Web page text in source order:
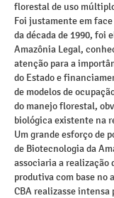
florestal de uso
Foi justamente em
da década de 1990, foi
Amazônia Legal,
atenção para a
do Estado e
de modelos de
do manejo florestal,
biológica existente na
Um grande esforço de
de Biotecnologia da
associaria a realização
produtiva com base no
CBA realizasse intensa